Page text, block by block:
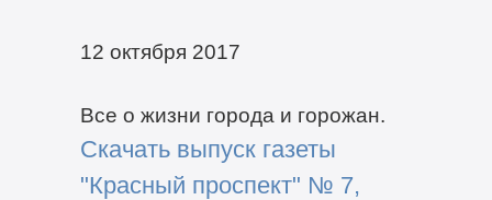
12 октября 2017
Все о жизни города и горожан.
Скачать выпуск газеты
"Красный проспект" № 7,